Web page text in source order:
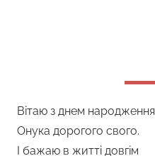
Вітаю з днем народження
Онука дорогого свого.
І бажаю в житті довгім